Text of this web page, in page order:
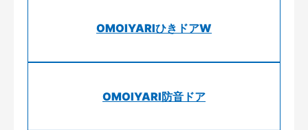
OMOIYARIひきドアW
OMOIYARI防音ドア